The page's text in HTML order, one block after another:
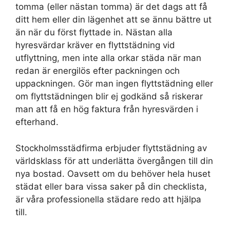
tomma (eller nästan tomma) är det dags att få
ditt hem eller din lägenhet att se ännu bättre ut
än när du först flyttade in. Nästan alla
hyresvärdar kräver en flyttstädning vid
utflyttning, men inte alla orkar städa när man
redan är energilös efter packningen och
uppackningen. Gör man ingen flyttstädning eller
om flyttstädningen blir ej godkänd så riskerar
man att få en hög faktura från hyresvärden i
efterhand.
Stockholmsstädfirma erbjuder flyttstädning av
världsklass för att underlätta övergången till din
nya bostad. Oavsett om du behöver hela huset
städat eller bara vissa saker på din checklista,
är våra professionella städare redo att hjälpa
till.